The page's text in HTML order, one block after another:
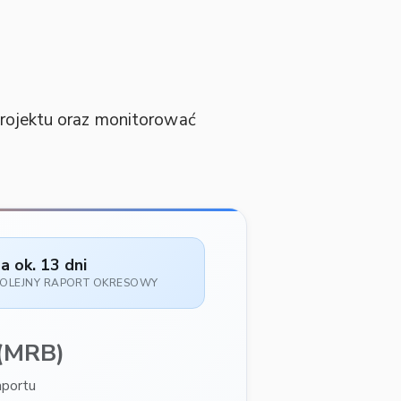
oraz monitorować
ok. 13 dni
RAPORT OKRESOWY